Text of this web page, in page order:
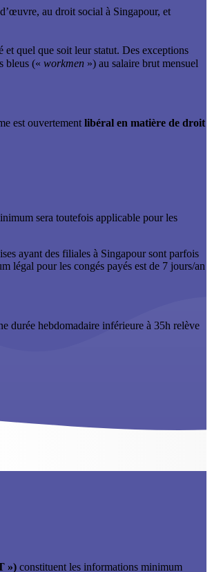
au droit social à Singapour, et
quel que soit leur statut. Des exceptions
bleus (« workmen ») au salaire brut mensuel
est ouvertement libéral en matière de droit
sera toutefois applicable pour les
ayant des filiales à Singapour sont parfois
légal pour les congés payés est de 7 jours/an
durée hebdomadaire inférieure à 35h relève
») constituent les informations minimum